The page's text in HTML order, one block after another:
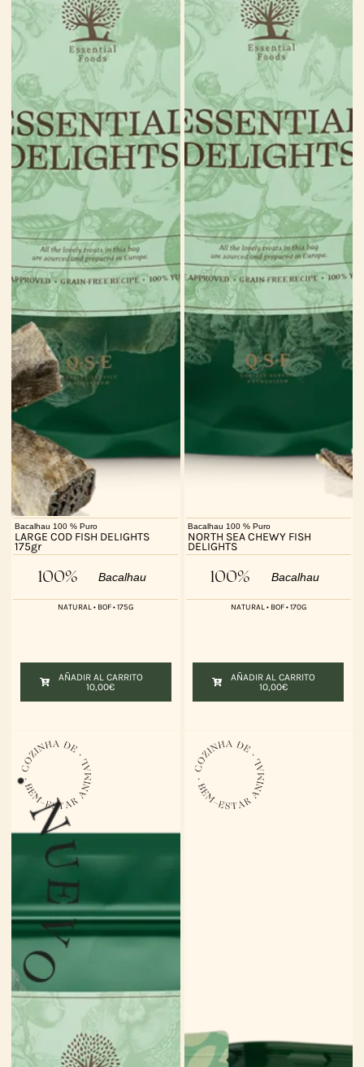
Bacalhau 100 % Puro
LARGE COD FISH DELIGHTS
175gr
100% Bacalhau
NATURAL • BOF • 175G
AÑADIR AL CARRITO
10,00€
Bacalhau 100 % Puro
NORTH SEA CHEWY FISH
DELIGHTS
100% Bacalhau
NATURAL • BOF • 170G
AÑADIR AL CARRITO
10,00€